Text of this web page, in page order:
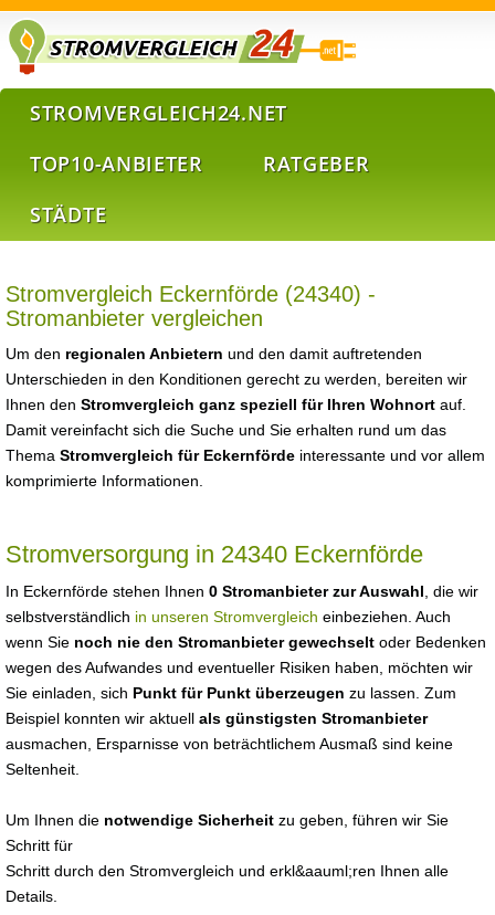
STROMVERGLEICH24.NET
TOP10-ANBIETER
RATGEBER
STÄDTE
Stromvergleich Eckernförde (24340) -
Stromanbieter vergleichen
Um den regionalen Anbietern und den damit auftretenden
Unterschieden in den Konditionen gerecht zu werden, bereiten wir
Ihnen den Stromvergleich ganz speziell für Ihren Wohnort auf.
Damit vereinfacht sich die Suche und Sie erhalten rund um das
Thema Stromvergleich für Eckernförde interessante und vor allem
komprimierte Informationen.
Stromversorgung in 24340 Eckernförde
In Eckernförde stehen Ihnen 0 Stromanbieter zur Auswahl , die wir
selbstverständlich in unseren Stromvergleich einbeziehen. Auch
wenn Sie noch nie den Stromanbieter gewechselt oder Bedenken
wegen des Aufwandes und eventueller Risiken haben, möchten wir
Sie einladen, sich Punkt für Punkt überzeugen zu lassen. Zum
Beispiel konnten wir aktuell als günstigsten Stromanbieter
ausmachen, Ersparnisse von beträchtlichem Ausmaß sind keine
Seltenheit.
Um Ihnen die notwendige Sicherheit zu geben, führen wir Sie
Schritt für
Schritt durch den Stromvergleich und erkl&aauml;ren Ihnen alle
Details.